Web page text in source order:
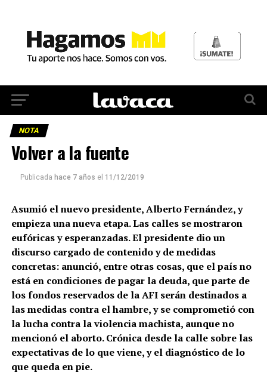
NOTA
Volver a la fuente
Publicada hace 7 años el 11/12/2019
Asumió el nuevo presidente, Alberto Fernández, y
empieza una nueva etapa. Las calles se mostraron
eufóricas y esperanzadas. El presidente dio un
discurso cargado de contenido y de medidas
concretas: anunció, entre otras cosas, que el país no
está en condiciones de pagar la deuda, que parte de
los fondos reservados de la AFI serán destinados a
las medidas contra el hambre, y se comprometió con
la lucha contra la violencia machista, aunque no
mencionó el aborto. Crónica desde la calle sobre las
expectativas de lo que viene, y el diagnóstico de lo
que queda en pie.